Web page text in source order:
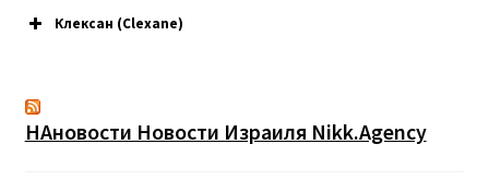
Клексан (Clexane)
НАновости Новости Израиля Nikk.Agency